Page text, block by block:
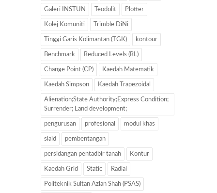
Galeri INSTUN Teodolit Plotter
Kolej Komuniti Trimble DiNi
Tinggi Garis Kolimantan (TGK) kontour
Benchmark Reduced Levels (RL)
Change Point (CP) Kaedah Matematik
Kaedah Simpson Kaedah Trapezoidal
Alienation;State Authority;Express Condition;
Surrender; Land development;
pengurusan profesional modul khas
slaid pembentangan
persidangan pentadbir tanah Kontur
Kaedah Grid Static Radial
Politeknik Sultan Azlan Shah (PSAS)